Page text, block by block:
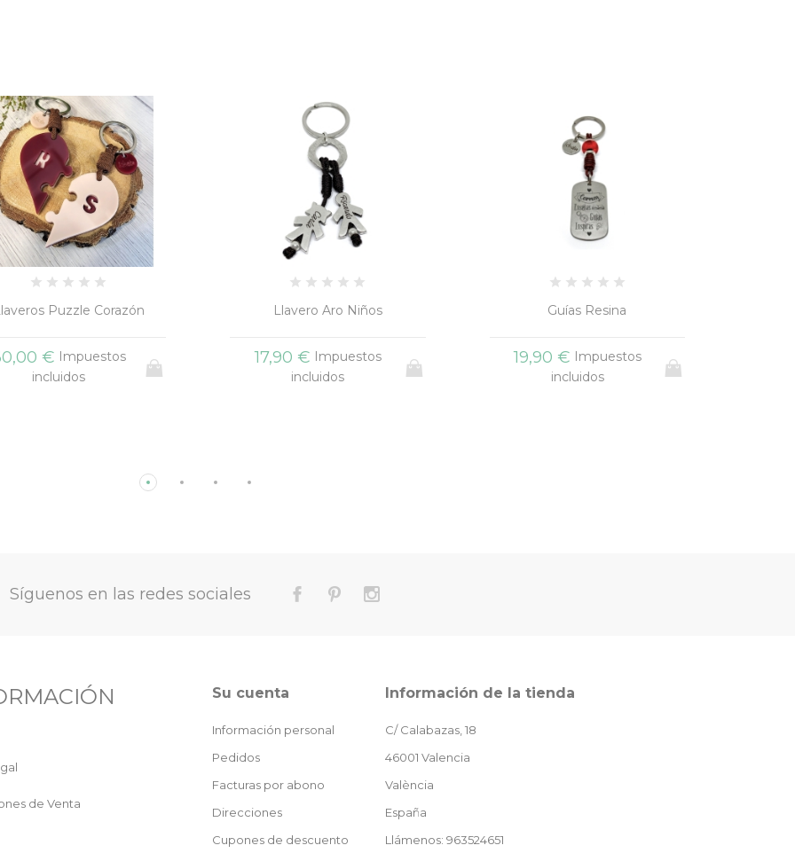
Llavero Aro Niños
€Impuestos
incluidos
Guías Resina
19,90 € Impuestos
incluidos
Llavero Lápiz Transparente
15,90 € Impuestos
incluidos
Síguenos en las redes sociales
de Venta
Su cuenta
Información personal
Pedidos
Facturas por abono
Direcciones
Cupones de descuento
Información de la tienda
C/ Calabazas, 18
46001 Valencia
València
España
Llámenos: 963524651